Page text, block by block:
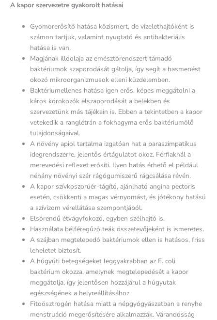
A kapor szervezetre gyakorolt hatásai
Gyomorerősítő hatása közismert, de vizelethajtóként is
számon tartjuk, valamint nyugtató és antibakteriális
hatása is van.
Magjának illóolaja az emésztőrendszert támadó
baktériumok szaporodását gátolja, így segít a hasmenést
okozó mikroorganizmusok elleni küzdelemben.
Baktériumellenes hatása igen erős, képes meggátolni a
káros kórokozók elszaporodását a belekben és
szervezetünk más tájékain is. Ebben a tekintetben a kapor
vetekedik a ranglétrán a fokhagyma erős baktériumölő
tulajdonságaival.
A növény apiol tartalma izgatóan hat a paraszimpatikus
idegrendszerre, jelentős értágulatot okoz. Férfiaknál a
merevedési reflexet erősíti. Ilyen hatás érhető el például
néhány növényi szár rágógumiszerű rágcsálása révén.
A kapor szívkoszorúér-tágító, ajánlható angina pectoris
esetén, csökkenti a magas vérnyomást, és jótékony hatású
a szívizom vérellátása szempontjából.
Elsőrendű étvágyfokozó, egyben szélhajtó is.
Használata bélféregűző teák összetevőjeként is ismeretes.
A szájban megtelepedő baktériumok ellen is hatásos, friss
leheletet biztosít.
A húgyúti betegségeket leggyakrabban az E. coli
baktérium okozza, amelynek megtelepedését a kapor
meggátolja, így jelentősen hozzájárul a húgyutak
egészségének a helyreállításához.
Fitoösztrogén hatása miatt a népgyógyászatban a renyhe
menstruáció megerősítésére alkalmazzák. Várandósság